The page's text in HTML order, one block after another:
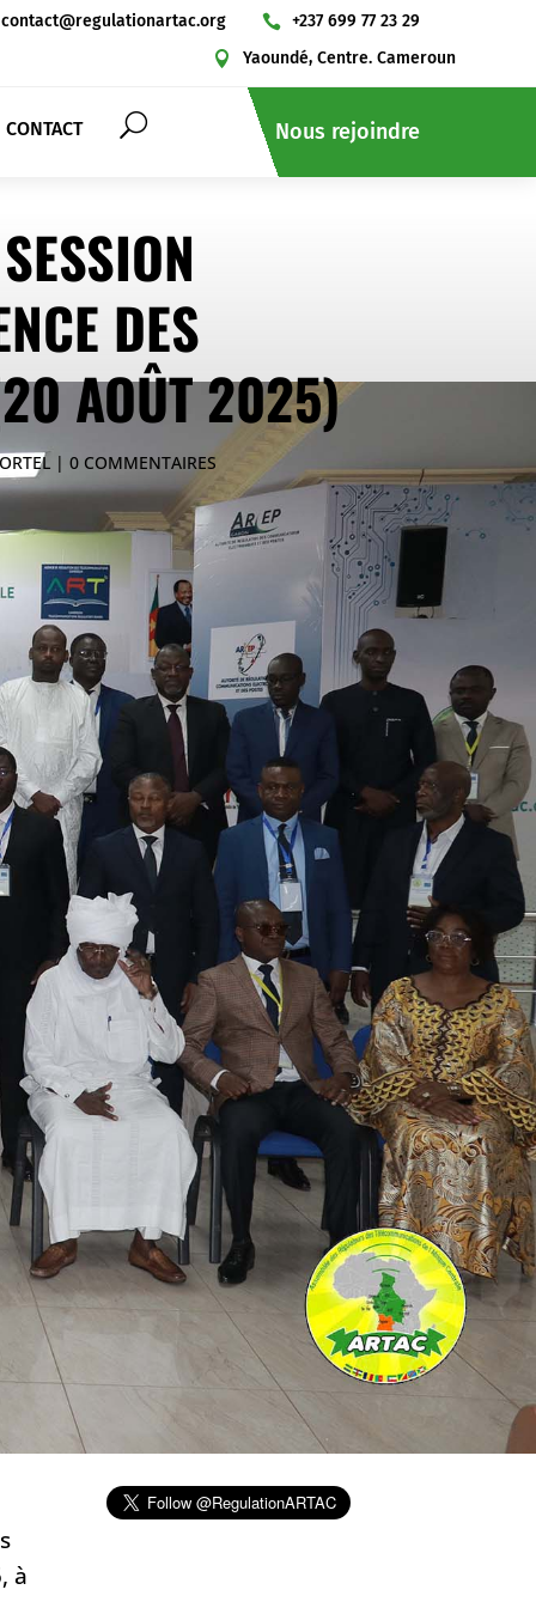
contact@regulationartac.org  +237 699 77 23 29
 Yaoundé, Centre. Cameroun
CONTACT Nous rejoindre
DES
AOÛT 2025)
ORTEL 0 COMMENTAIRES
à